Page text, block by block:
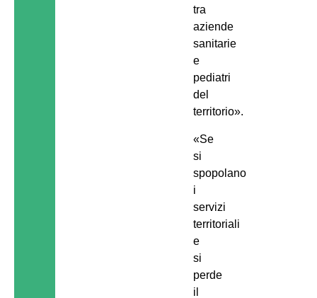
tra
aziende
sanitarie
e
pediatri
del
territorio».
«Se
si
spopolano
i
servizi
territoriali
e
si
perde
il